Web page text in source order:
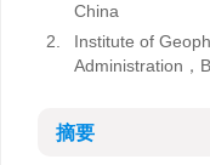
China
2.
Institute of
Administration，
摘要